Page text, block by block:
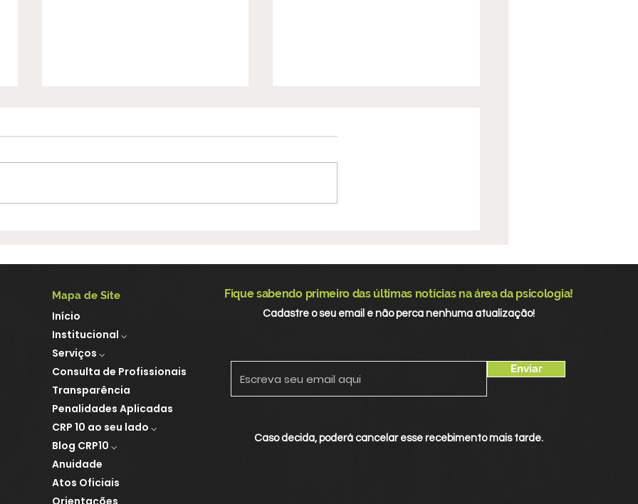
de Saúde de Santarém e
fortalece atuação nos
espaços de controle
Mapa de Site
Início
Institucional ⌵
Serviços ⌵
Consulta de Profissionais
Transparência
Penalidades Aplicadas
CRP 10 ao seu lado ⌵
Blog CRP10 ⌵
Anuidade
Atos Oficiais
Fique sabendo primeiro das últimas notícias na área da psicologia!
Cadastre o seu email e não perca nenhuma atualização!
Enviar
Caso decida, poderá cancelar esse recebimento mais tarde.